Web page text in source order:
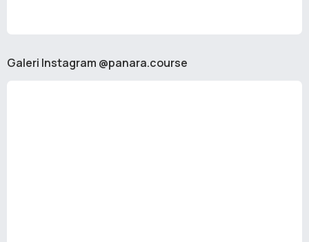
Galeri Instagram @panara.course